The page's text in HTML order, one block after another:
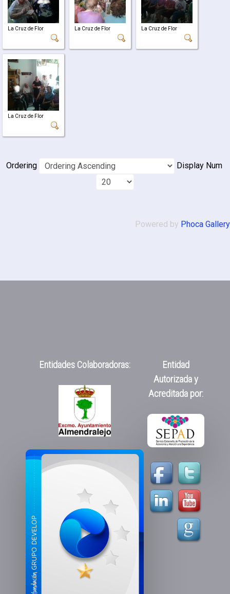
La Cruz de Flor La Cruz de Flor La Cruz de Flor
La Cruz de Flor
Ordering Display Num
Powered by Phoca Gallery
Entidades Colaboradoras:
Entidad
Autorizada y
Acreditada por: